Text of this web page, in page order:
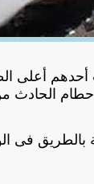
أحدهم
حطام الحادث
بالطريق فى